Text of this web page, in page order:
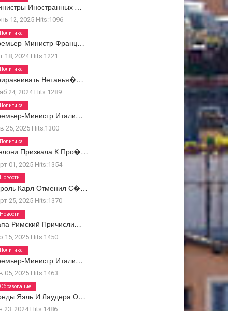
Иностранных …
12, 2025 Hits:1096
Министр Франц…
18, 2024Hits:1221
Политика
Нетанья�…
24, 2024Hits:1289
Политика
Министр Итали…
25, 2025 Hits:1300
Политика
Призвала К Про�…
01, 2025 Hits:1354
Политика
Карл Отменил С�…
25, 2025 Hits:1370
Новости
Римский Причисли…
15, 2025 Hits:1450
Новости
Министр Итали…
05, 2025 Hits:1463
Политика
Яэль И Лаудера О…
23, 2024 Hits:1486
Образование